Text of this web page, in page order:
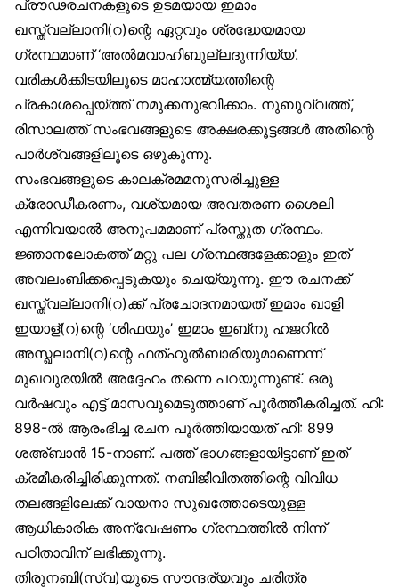
പ്രൗഢരചനകളുടെ ഉടമയായ ഇമാം
ഖസ്ത്വല്ലാനി(റ)ന്റെ ഏറ്റവും ശ്രദ്ധേയമായ
ഗ്രന്ഥമാണ് ‘അൽമവാഹിബുല്ലദുന്നിയ്യ’.
വരികൾക്കിടയിലൂടെ മാഹാത്മ്യത്തിന്റെ
പ്രകാശപ്പെയ്ത്ത് നമുക്കനുഭവിക്കാം. നുബുവ്വത്ത്,
രിസാലത്ത് സംഭവങ്ങളുടെ അക്ഷരക്കൂട്ടങ്ങൾ അതിന്റെ
പാർശ്വങ്ങളിലൂടെ ഒഴുകുന്നു.
സംഭവങ്ങളുടെ കാലക്രമമനുസരിച്ചുള്ള
ക്രോഡീകരണം, വശ്യമായ അവതരണ ശൈലി
എന്നിവയാൽ അനുപമമാണ് പ്രസ്തുത ഗ്രന്ഥം.
ജ്ഞാനലോകത്ത് മറ്റു പല ഗ്രന്ഥങ്ങളേക്കാളും ഇത്
അവലംബിക്കപ്പെടുകയും ചെയ്യുന്നു. ഈ രചനക്ക്
ഖസ്ത്വല്ലാനി(റ)ക്ക് പ്രചോദനമായത് ഇമാം ഖാളി
ഇയാള്(റ)ന്റെ ‘ശിഫയും’ ഇമാം ഇബ്‌നു ഹജറിൽ
അസ്ഖലാനി(റ)ന്റെ ഫത്ഹുൽബാരിയുമാണെന്ന്
മുഖവുരയിൽ അദ്ദേഹം തന്നെ പറയുന്നുണ്ട്. ഒരു
വർഷവും എട്ട് മാസവുമെടുത്താണ് പൂർത്തീകരിച്ചത്. ഹി:
898-ൽ ആരംഭിച്ച രചന പൂർത്തിയായത് ഹി: 899
ശഅ്ബാൻ 15-നാണ്. പത്ത് ഭാഗങ്ങളായിട്ടാണ് ഇത്
ക്രമീകരിച്ചിരിക്കുന്നത്. നബിജീവിതത്തിന്റെ വിവിധ
തലങ്ങളിലേക്ക് വായനാ സുഖത്തോടെയുള്ള
ആധികാരിക അന്വേഷണം ഗ്രന്ഥത്തിൽ നിന്ന്
പഠിതാവിന് ലഭിക്കുന്നു.
തിരുനബി(സ്വ)യുടെ സൗന്ദര്യവും ചരിത്ര